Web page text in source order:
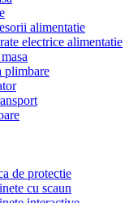
alimentatie
electrice alimentatie
plimbare
de protectie
cu scaun